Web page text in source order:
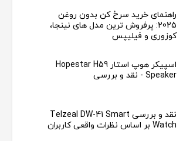
راهنمای خرید سرخ کن بدون روغن
2025: پرفروش ترین مدل های نینجا،
کوزوری و فیلیپس
اسپیکر هوپ استار Hopestar H59
Speaker - نقد و بررسی
نقد و بررسی Telzeal DW-41 Smart
Watch بر اساس نظرات واقعی کاربران